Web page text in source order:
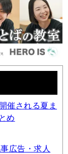
催される夏ま
め
広告・求人